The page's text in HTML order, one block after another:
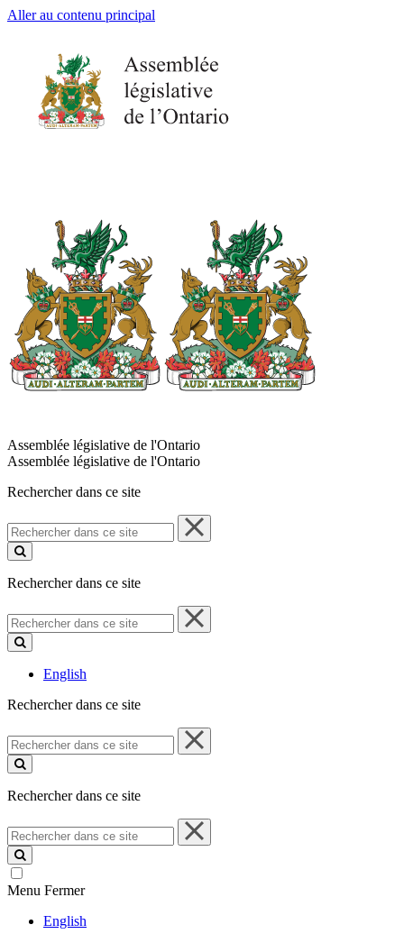
Aller au contenu principal
Assemblée législative de l'Ontario
Assemblée législative de l'Ontario
Rechercher dans ce site
Rechercher
dans
ce
Rechercher dans ce site
Rechercher
dans
ce
English
Rechercher dans ce site
Rechercher
dans
ce
Rechercher dans ce site
Rechercher
dans
ce
site
Menu Fermer
English